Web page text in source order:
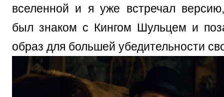
вселенной и я уже встречал
был знаком с Кингом Шульцем и
образ для большей убедительности